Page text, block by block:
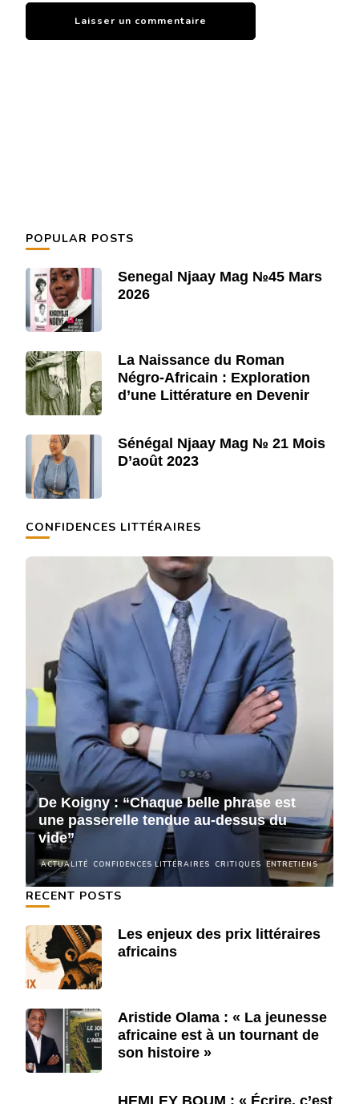
POPULAR POSTS
Senegal Njaay Mag №45 Mars
2026
La Naissance du Roman
Négro-Africain : Exploration
d’une Littérature en Devenir
Sénégal Njaay Mag № 21 Mois
D’août 2023
CONFIDENCES LITTÉRAIRES
ACTUALITÉ CONFIDENCES LITTÉRAIRES CRITIQUES ENTRETIENS
De Koigny : “Chaque belle phrase est
une passerelle tendue au-dessus du
vide”
RECENT POSTS
Les enjeux des prix littéraires
africains
Aristide Olama : « La jeunesse
africaine est à un tournant de
son histoire »
HEMLEY BOUM : « Écrire, c’est